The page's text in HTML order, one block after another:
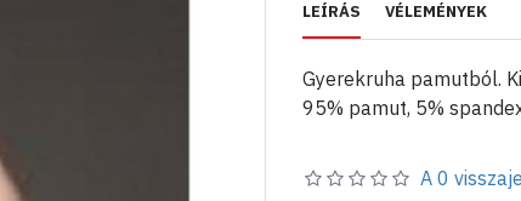
LEÍRÁS VÉLEMÉNYEK
Gyerekruha pamutból.
95% pamut, 5%
A 0